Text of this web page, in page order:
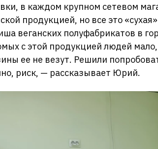
в каждом крупном сетевом
продукцией, но все это
веганских полуфабрикатов в
с этой продукцией людей
ее не везут. Решили
риск, — рассказывает Юрий.